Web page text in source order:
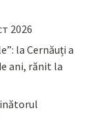
2026
la Cernăuți a
ani, rănit la